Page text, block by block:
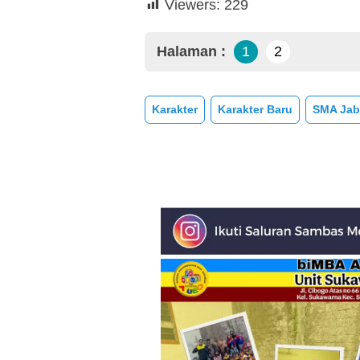
Viewers: 229
Halaman : 1 2
Karakter Karakter Baru SMA